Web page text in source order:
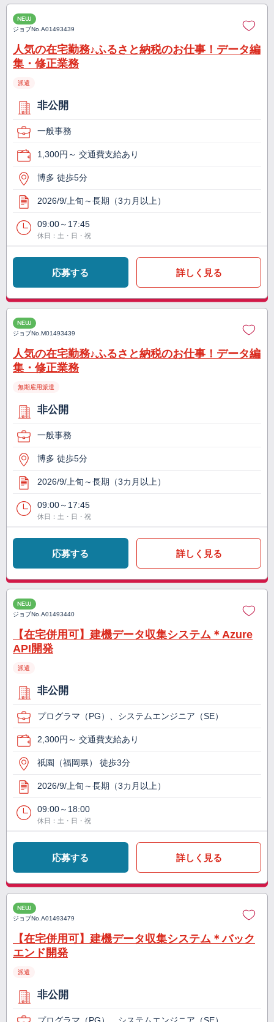
NEW
ジョブNo.A01493439
人気の在宅勤務♪ふるさと納税のお仕事！データ編
集・修正業務
派遣
非公開
一般事務
1,300円～ 交通費支給あり
博多 徒歩5分
2026/9/上旬～長期（3カ月以上）
09:00～17:45
休日：土・日・祝
応募する 詳しく見る
NEW
ジョブNo.M01493439
人気の在宅勤務♪ふるさと納税のお仕事！データ編
集・修正業務
無期雇用派遣
非公開
一般事務
博多 徒歩5分
2026/9/上旬～長期（3カ月以上）
09:00～17:45
休日：土・日・祝
応募する 詳しく見る
NEW
ジョブNo.A01493440
【在宅併用可】建機データ収集システム＊Azure
API開発
派遣
非公開
プログラマ（PG）、システムエンジニア（SE）
2,300円～ 交通費支給あり
祇園（福岡県） 徒歩3分
2026/9/上旬～長期（3カ月以上）
09:00～18:00
休日：土・日・祝
応募する 詳しく見る
NEW
ジョブNo.A01493479
【在宅併用可】建機データ収集システム＊バック
エンド開発
派遣
非公開